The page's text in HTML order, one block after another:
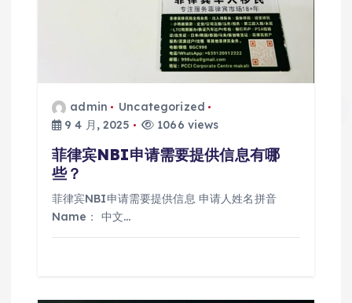
admin
Uncategorized
9 4 月, 2025
1066 views
菲律宾NBI申请需要提供信息有哪
些？
菲律宾NBI申请需要提供信息 申请人姓名拼音
Name： 中文…